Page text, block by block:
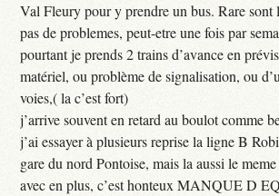
Val Fleury pour y prendre un bus. Rare sont
pas de problemes, peut-etre une fois par
pourtant je prends 2 trains d’avance en
matériel, ou problème de signalisation, ou
voies,( la c’est fort)
j’arrive souvent en retard au boulot comme
j’ai essayer à plusieurs reprise la ligne B
gare du nord Pontoise, mais la aussi le
avec en plus, c’est honteux MANQUE D